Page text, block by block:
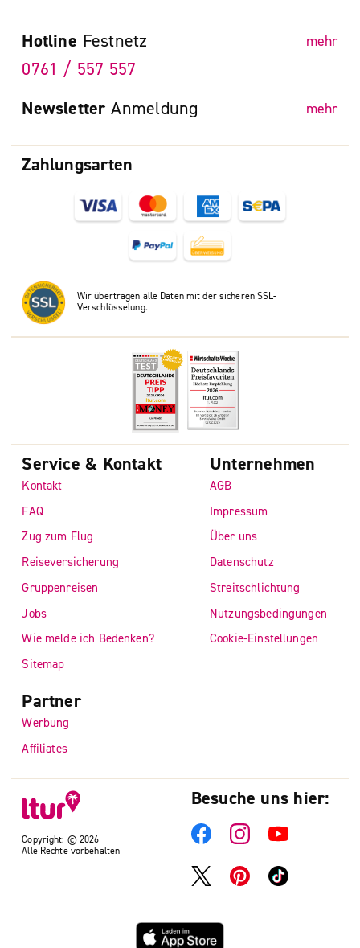
Zahlungsarten
Wir übertragen alle Daten mit der sicheren SSL-
Verschlüsselung.
Hotline Festnetz mehr
0761 / 557 557
Newsletter Anmeldung mehr
Copyright: © 2026
Alle Rechte vorbehalten
Service & Kontakt
Kontakt
FAQ
Zug zum Flug
Reiseversicherung
Gruppenreisen
Jobs
Wie melde ich Bedenken?
Sitemap
Unternehmen
AGB
Impressum
Über uns
Datenschutz
Streitschlichtung
Nutzungsbedingungen
Cookie-Einstellungen
Partner
Werbung
Affiliates
Besuche uns hier: